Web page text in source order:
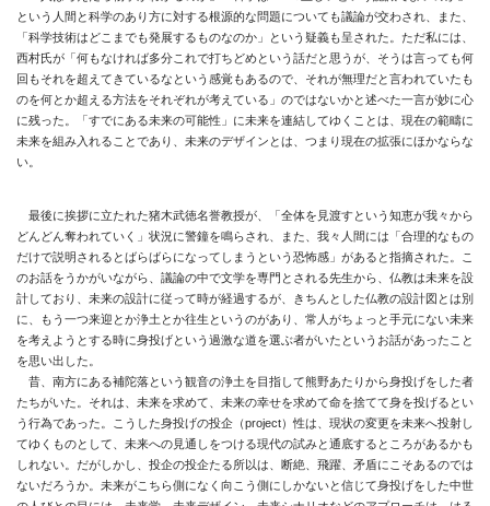
という人間と科学のあり方に対する根源的な問題についても議論が交わされ、また、
「科学技術はどこまでも発展するものなのか」という疑義も呈された。ただ私には、
西村氏が「何もなければ多分これで打ちどめという話だと思うが、そうは言っても何
回もそれを超えてきているなという感覚もあるので、それが無理だと言われていたも
のを何とか超える方法をそれぞれが考えている」のではないかと述べた一言が妙に心
に残った。「すでにある未来の可能性」に未来を連結してゆくことは、現在の範疇に
未来を組み入れることであり、未来のデザインとは、つまり現在の拡張にほかならな
い。
最後に挨拶に立たれた猪木武徳名誉教授が、「全体を見渡すという知恵が我々から
どんどん奪われていく」状況に警鐘を鳴らされ、また、我々人間には「合理的なもの
だけで説明されるとばらばらになってしまうという恐怖感」があると指摘された。こ
のお話をうかがいながら、議論の中で文学を専門とされる先生から、仏教は未来を設
計しており、未来の設計に従って時が経過するが、きちんとした仏教の設計図とは別
に、もう一つ来迎とか浄土とか往生というのがあり、常人がちょっと手元にない未来
を考えようとする時に身投げという過激な道を選ぶ者がいたというお話があったこと
を思い出した。
昔、南方にある補陀落という観音の浄土を目指して熊野あたりから身投げをした者
たちがいた。それは、未来を求めて、未来の幸せを求めて命を捨てて身を投げるとい
う行為であった。こうした身投げの投企（project）性は、現状の変更を未来へ投射し
てゆくものとして、未来への見通しをつける現代の試みと通底するところがあるかも
しれない。だがしかし、投企の投企たる所以は、断絶、飛躍、矛盾にこそあるのでは
ないだろうか。未来がこちら側になく向こう側にしかないと信じて身投げをした中世